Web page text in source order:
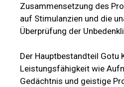
Zusammensetzung des
auf Stimulanzien und die
Überprüfung der
Der Hauptbestandteil Gotu
Leistungsfähigkeit wie
Gedächtnis und geistige